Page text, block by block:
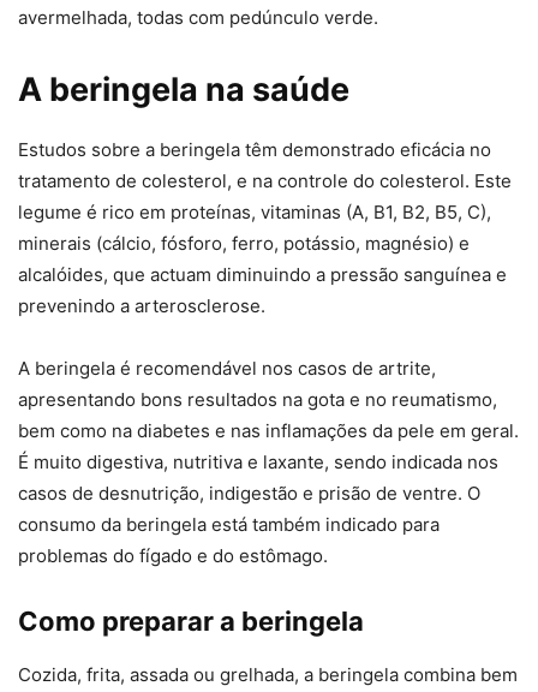
avermelhada, todas com pedúnculo verde.
A beringela na saúde
Estudos sobre a beringela têm demonstrado eficácia no
tratamento de colesterol, e na controle do colesterol. Este
legume é rico em proteínas, vitaminas (A, B1, B2, B5, C),
minerais (cálcio, fósforo, ferro, potássio, magnésio) e
alcalóides, que actuam diminuindo a pressão sanguínea e
prevenindo a arterosclerose.
A beringela é recomendável nos casos de artrite,
apresentando bons resultados na gota e no reumatismo,
bem como na diabetes e nas inflamações da pele em geral.
É muito digestiva, nutritiva e laxante, sendo indicada nos
casos de desnutrição, indigestão e prisão de ventre. O
consumo da beringela está também indicado para
problemas do fígado e do estômago.
Como preparar a beringela
Cozida, frita, assada ou grelhada, a beringela combina bem